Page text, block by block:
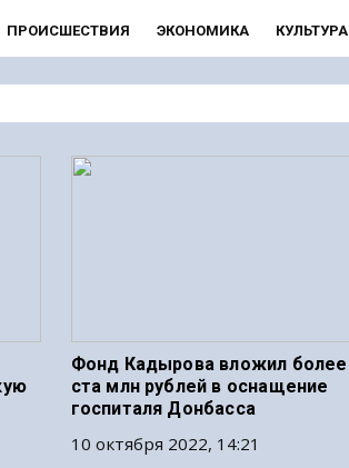
ПРОИСШЕСТВИЯ ЭКОНОМИКА КУЛЬТУРА
Фонд Кадырова вложил более
ста млн рублей в оснащение
госпиталя Донбасса
10 октября 2022, 14:21